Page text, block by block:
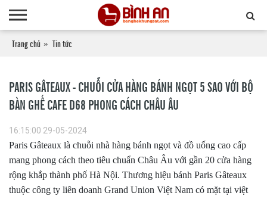
Trang chủ Tin tức
PARIS GÂTEAUX - CHUỖI CỬA HÀNG BÁNH NGỌT 5 SAO VỚI BỘ
BÀN GHẾ CAFE D68 PHONG CÁCH CHÂU ÂU
16:15:00 29-05-2024
Paris Gâteaux là chuỗi nhà hàng bánh ngọt và đồ uống cao cấp
mang phong cách theo tiêu chuẩn Châu Âu với gần 20 cửa hàng
rộng khắp thành phố Hà Nội. Thương hiệu bánh Paris Gâteaux
thuộc công ty liên doanh Grand Union Việt Nam có mặt tại việt